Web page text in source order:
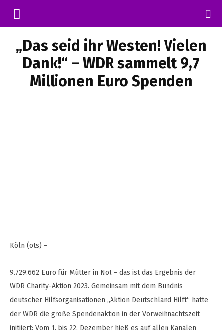
„Das seid ihr Westen! Vielen
Dank!“ – WDR sammelt 9,7
Millionen Euro Spenden
Köln (ots) –
9.729.662 Euro für Mütter in Not – das ist das Ergebnis der
WDR Charity-Aktion 2023. Gemeinsam mit dem Bündnis
deutscher Hilfsorganisationen „Aktion Deutschland Hilft“ hatte
der WDR die große Spendenaktion in der Vorweihnachtszeit
initiiert: Vom 1. bis 22. Dezember hieß es auf allen Kanälen